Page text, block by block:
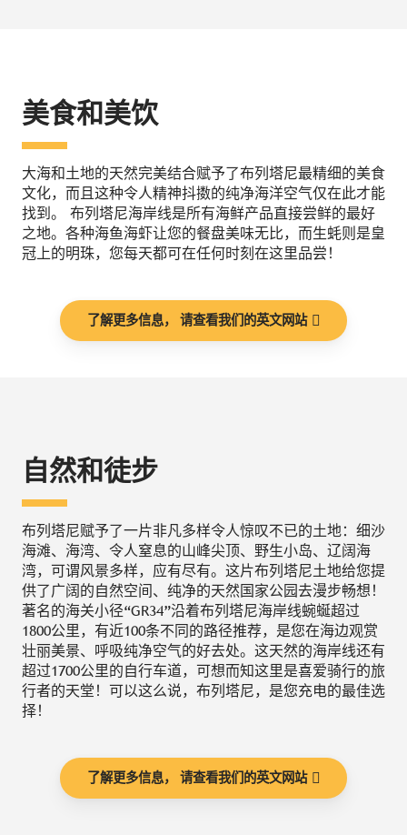
美食和美饮
大海和土地的天然完美结合赋予了布列塔尼最精细的美食
文化，而且这种令人精神抖擞的纯净海洋空气仅在此才能
找到。 布列塔尼海岸线是所有海鲜产品直接尝鲜的最好
之地。各种海鱼海虾让您的餐盘美味无比，而生蚝则是皇
冠上的明珠，您每天都可在任何时刻在这里品尝！
了解更多信息， 请查看我们的英文网站
自然和徒步
布列塔尼赋予了一片非凡多样令人惊叹不已的土地：细沙
海滩、海湾、令人窒息的山峰尖顶、野生小岛、辽阔海
湾，可谓风景多样，应有尽有。这片布列塔尼土地给您提
供了广阔的自然空间、纯净的天然国家公园去漫步畅想！
著名的海关小径“GR34”沿着布列塔尼海岸线蜿蜒超过
1800公里，有近100条不同的路径推荐，是您在海边观赏
壮丽美景、呼吸纯净空气的好去处。这天然的海岸线还有
超过1700公里的自行车道，可想而知这里是喜爱骑行的旅
行者的天堂！可以这么说，布列塔尼，是您充电的最佳选
择！
了解更多信息， 请查看我们的英文网站